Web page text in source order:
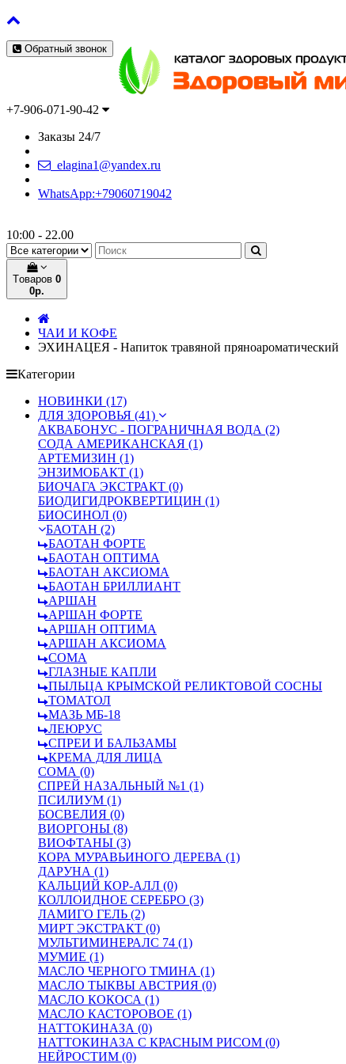
Обратный звонок
+7-906-071-90-42
Заказы 24/7
elagina1@yandex.ru
WhatsApp:+79060719042
10:00 - 22.00
Tоваров 0
0р.
ЧАИ И КОФЕ
ЭХИНАЦЕЯ - Напиток травяной пряноароматический
Категории
НОВИНКИ (17)
ДЛЯ ЗДОРОВЬЯ (41)
АКВАБОНУС - ПОГРАНИЧНАЯ ВОДА (2)
СОДА АМЕРИКАНСКАЯ (1)
АРТЕМИЗИН (1)
ЭНЗИМОБАКТ (1)
БИОЧАГА ЭКСТРАКТ (0)
БИОДИГИДРОКВЕРТИЦИН (1)
БИОСИНОЛ (0)
БАОТАН (2)
БАОТАН ФОРТЕ
БАОТАН ОПТИМА
БАОТАН АКСИОМА
БАОТАН БРИЛЛИАНТ
АРШАН
АРШАН ФОРТЕ
АРШАН ОПТИМА
АРШАН АКСИОМА
СОМА
ГЛАЗНЫЕ КАПЛИ
ПЫЛЬЦА КРЫМСКОЙ РЕЛИКТОВОЙ СОСНЫ
ТОМАТОЛ
МАЗЬ МБ-18
ЛЕЮРУС
СПРЕИ И БАЛЬЗАМЫ
КРЕМА ДЛЯ ЛИЦА
СОМА (0)
СПРЕЙ НАЗАЛЬНЫЙ №1 (1)
ПСИЛИУМ (1)
БОСВЕЛИЯ (0)
ВИОРГОНЫ (8)
ВИОФТАНЫ (3)
КОРА МУРАВЬИНОГО ДЕРЕВА (1)
ДАРУНА (1)
КАЛЬЦИЙ КОР-АЛЛ (0)
КОЛЛОИДНОЕ СЕРЕБРО (3)
ЛАМИГО ГЕЛЬ (2)
МИРТ ЭКСТРАКТ (0)
МУЛЬТИМИНЕРАЛС 74 (1)
МУМИЕ (1)
МАСЛО ЧЕРНОГО ТМИНА (1)
МАСЛО ТЫКВЫ АВСТРИЯ (0)
МАСЛО КОКОСА (1)
МАСЛО КАСТОРОВОЕ (1)
НАТТОКИНАЗА (0)
НАТТОКИНАЗА С КРАСНЫМ РИСОМ (0)
НЕЙРОСТИМ (0)